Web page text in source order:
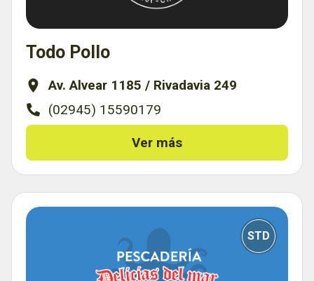
Todo Pollo
Av. Alvear 1185 / Rivadavia 249
(02945) 15590179
Ver más
STD